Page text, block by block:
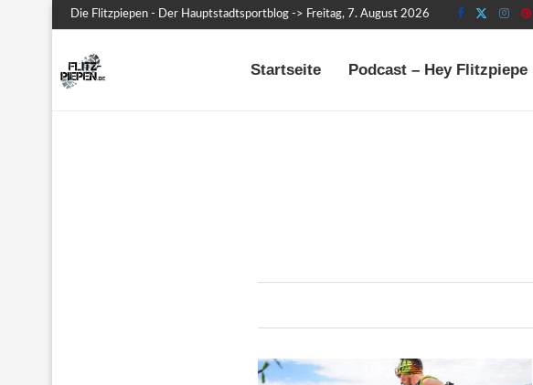
Die Flitzpiepen - Der Hauptstadtsportblog -> Freitag, 7. August 2026
Startseite Podcast – Hey Flitzpiepe